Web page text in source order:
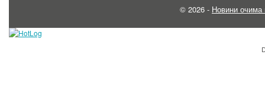
© 2026 - Новини очима